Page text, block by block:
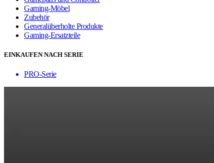
Gaming-Möbel
Zubehör
Generalüberholte Produkte
Gaming-Ersatzteile
EINKAUFEN NACH SERIE
PRO-Serie